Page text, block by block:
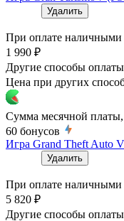
Удалить
При оплате наличными
1 990 ₽
Другие способы оплаты
Цена при других
Сумма месячной платы,
60 бонусов
Игра Grand Theft Auto
Удалить
При оплате наличными
5 820 ₽
Другие способы оплаты